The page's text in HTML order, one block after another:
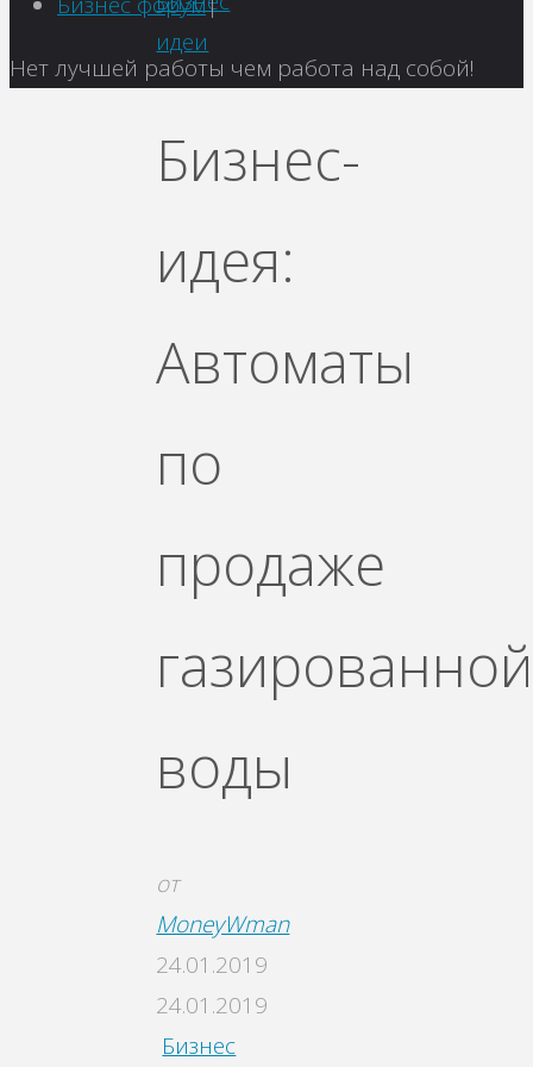
идеи
Бизнес-
идея:
Автоматы
по
продаже
газированной
воды
от
MoneyWman
24.01.2019
24.01.2019
Бизнес
Вернуться
Нет лучшей работы чем работа над собой!